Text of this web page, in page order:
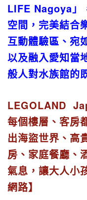
LIFE Nagoya」
空間，完美結合
互動體驗區、宛
以及融入愛知當
般人對水族館的
LEGOLAND
每個樓層、客房
出海盜世界、高
房、家庭餐廳、
氣息，讓大人小
網路】